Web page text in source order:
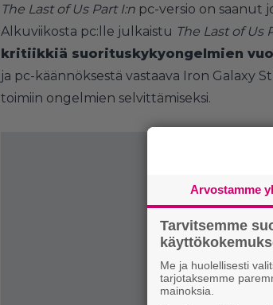
The Last of Us Part I:n pc-versio on saanut
Alkuviikosta pc:lle julkaistu The Last of Us
kritiikkiä suorituskykyongelmien
ja pc-käännöksestä vastaava Iron Galaxy
toimiin ongelmien selvittämiseksi.
Arvostamme
Tarvitsemme
Me ja huolellisesti
tarjotaksemme
mainoksia.